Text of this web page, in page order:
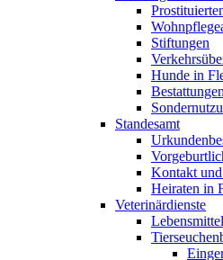
Stiftungen
Hunde in
Bestattungen
Standesamt
Kontakt
Heiraten in
Veterinärdienste